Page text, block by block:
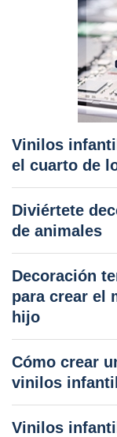
Vinilos
el cuarto de
Diviértete
de animales
Decoración
para crear el
hijo
Cómo crear
vinilos
Vinilos